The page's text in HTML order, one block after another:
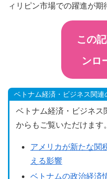
ィリピン市場での躍進が期
この
ンロ
ベトナム経済・ビジネス関
ベトナム経済・ビジネス
からもご覧いただけます。
アメリカが新たな関
える影響
ベトナムの政治経済